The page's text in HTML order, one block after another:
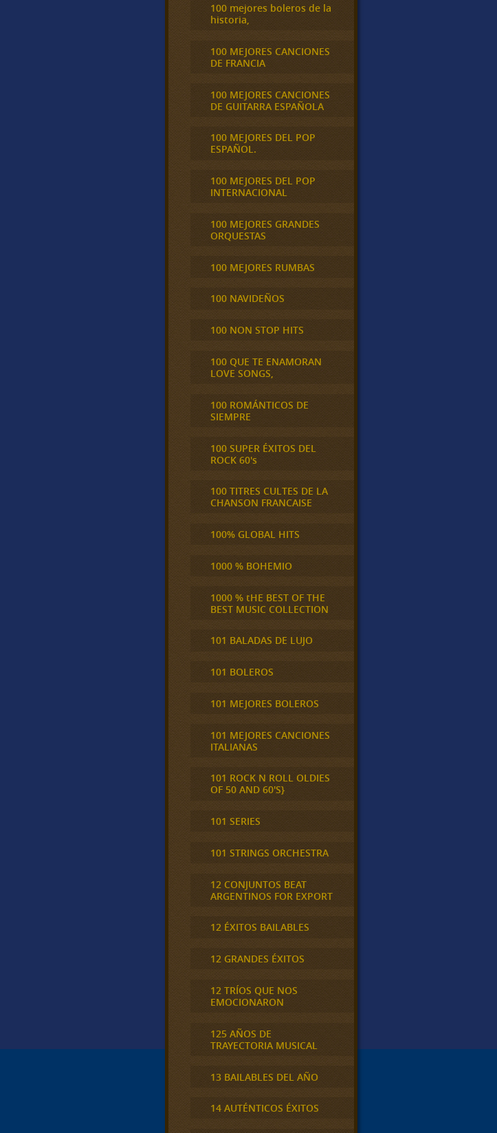
100 mejores boleros de la
historia,
100 MEJORES CANCIONES
DE FRANCIA
100 MEJORES CANCIONES
DE GUITARRA ESPAÑOLA
100 MEJORES DEL POP
ESPAÑOL.
100 MEJORES DEL POP
INTERNACIONAL
100 MEJORES GRANDES
ORQUESTAS
100 MEJORES RUMBAS
100 NAVIDEÑOS
100 NON STOP HITS
100 QUE TE ENAMORAN
LOVE SONGS,
100 ROMÁNTICOS DE
SIEMPRE
100 SUPER ÉXITOS DEL
ROCK 60's
100 TITRES CULTES DE LA
CHANSON FRANCAISE
100% GLOBAL HITS
1000 % BOHEMIO
1000 % tHE BEST OF THE
BEST MUSIC COLLECTION
101 BALADAS DE LUJO
101 BOLEROS
101 MEJORES BOLEROS
101 MEJORES CANCIONES
ITALIANAS
101 ROCK N ROLL OLDIES
OF 50 AND 60'S}
101 SERIES
101 STRINGS ORCHESTRA
12 CONJUNTOS BEAT
ARGENTINOS FOR EXPORT
12 ÉXITOS BAILABLES
12 GRANDES ÉXITOS
12 TRÍOS QUE NOS
EMOCIONARON
125 AÑOS DE
TRAYECTORIA MUSICAL
13 BAILABLES DEL AÑO
14 AUTÉNTICOS ÉXITOS